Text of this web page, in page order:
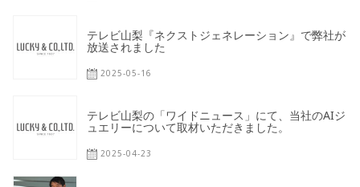
テレビ山梨『ネクストジェネレーション』で弊社が
放送されました
2025-05-16
テレビ山梨の「ワイドニュース」にて、当社のAIジ
ュエリーについて取材いただきました。
2025-04-23